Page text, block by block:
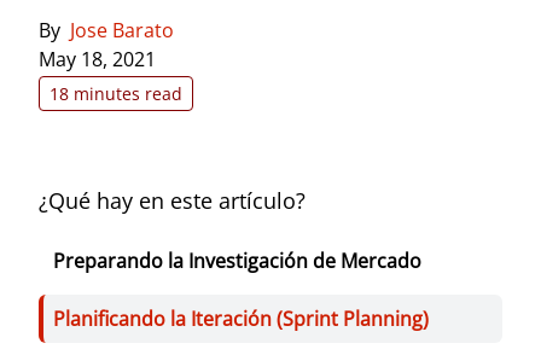
By Jose Barato
May 18, 2021
18 minutes read
¿Qué hay en este artículo?
Preparando la Investigación de Mercado
Planificando la Iteración (Sprint Planning)